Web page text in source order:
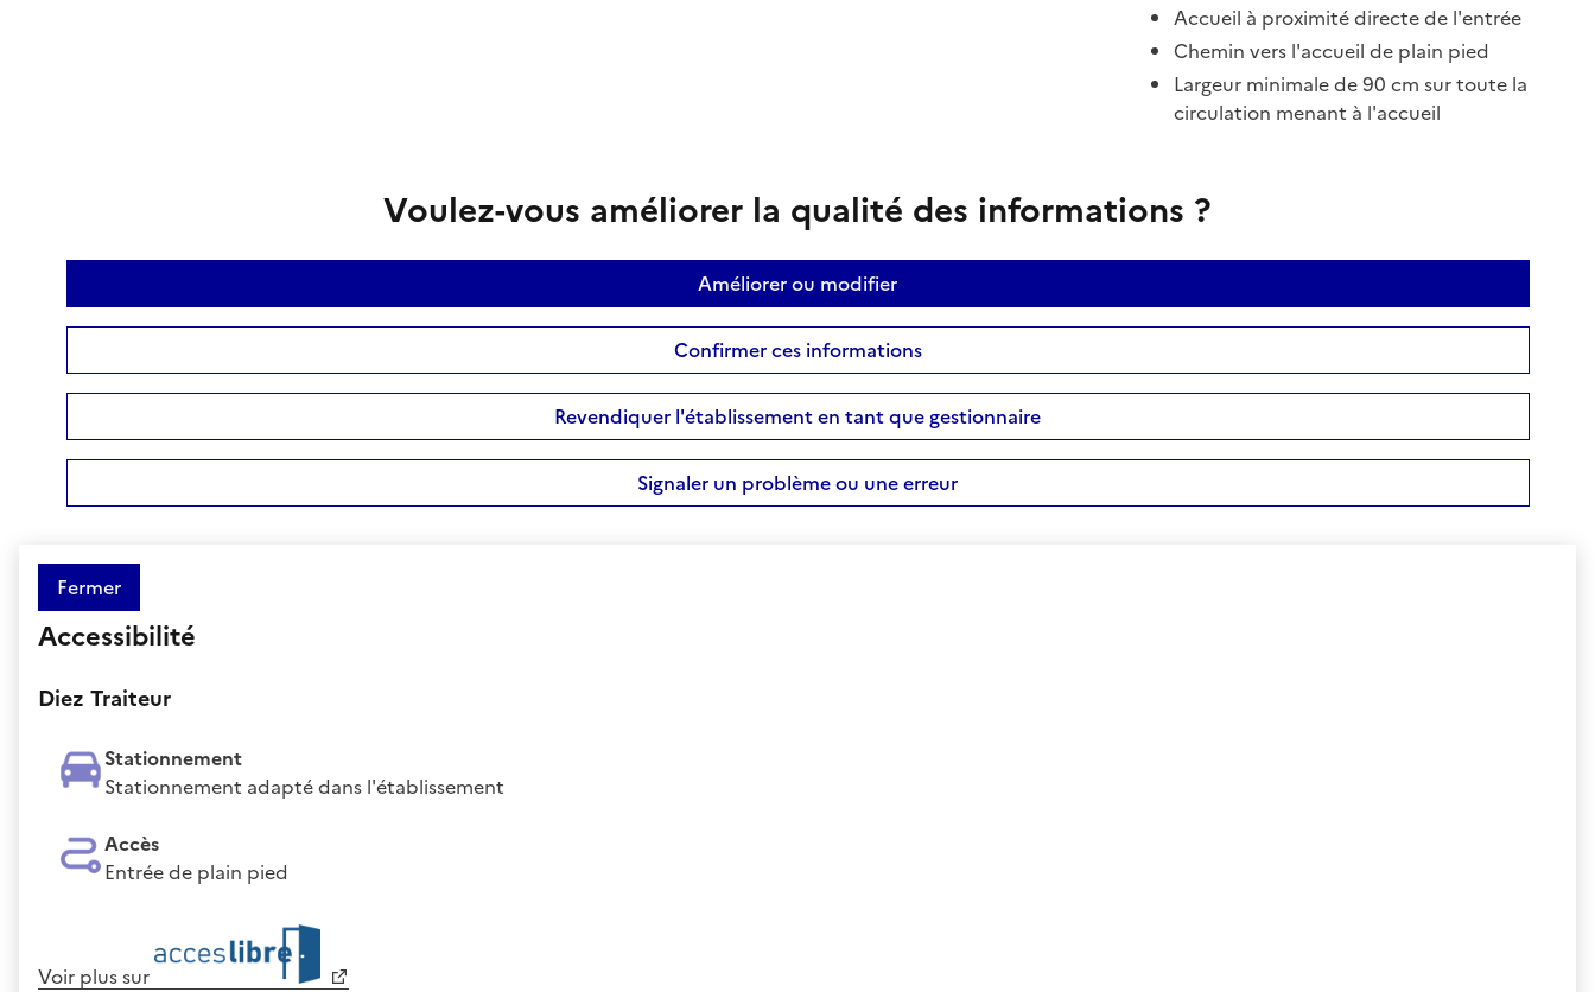
Accueil à proximité directe de l'entrée
Chemin vers l'accueil de plain pied
Largeur minimale de 90 cm sur toute la
circulation menant à l'accueil
Voulez-vous améliorer la qualité des informations ?
Améliorer ou modifier
Confirmer ces informations
Revendiquer l'établissement en tant que gestionnaire
Signaler un problème ou une erreur
Fermer
Accessibilité
Diez Traiteur
Stationnement
Stationnement adapté dans l'établissement
Accès
Entrée de plain pied
Voir plus sur